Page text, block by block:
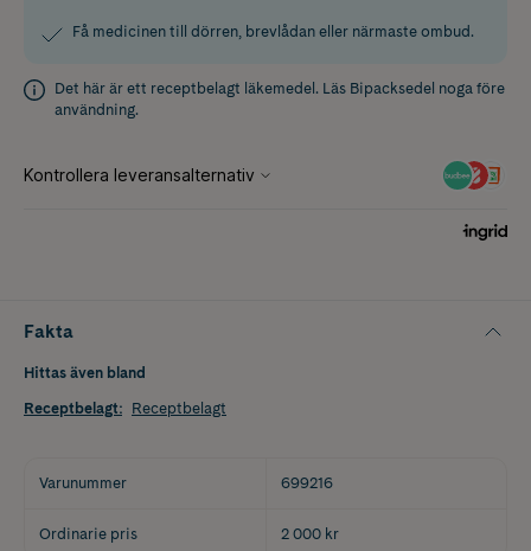
Få medicinen till dörren, brevlådan eller närmaste ombud.
Det här är ett receptbelagt läkemedel. Läs Bipacksedel noga före
användning.
Fakta
Hittas även bland
Receptbelagt: Receptbelagt
Varunummer 699216
Ordinarie pris 2 000 kr